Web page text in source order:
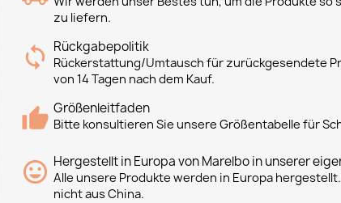
zu liefern.
Rückgabepolitik
Rückerstattung/Umtausch für zurückgesendete
von 14 Tagen nach dem Kauf.
Größenleitfaden
Bitte konsultieren Sie unsere Größentabelle für
Hergestellt in Europa von Marelbo in unserer
Alle unsere Produkte werden in Europa
nicht aus China.